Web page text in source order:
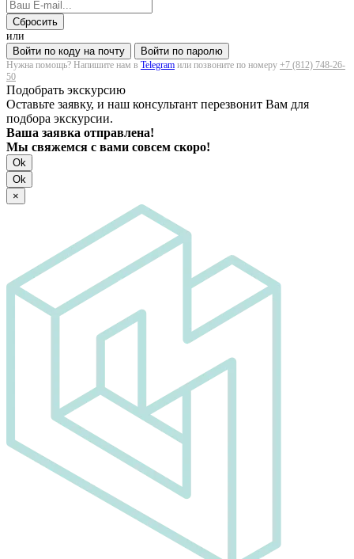
Сбросить
или
Войти по коду на почту
Войти по паролю
Нужна помощь? Напишите нам в Telegram или позвоните по номеру +7 (812) 748-26-
50
Подобрать экскурсию
Оставьте заявку, и наш консультант перезвонит Вам для
подбора экскурсии.
Ваша заявка отправлена!
Мы свяжемся с вами совсем скоро!
Ok
Ok
×